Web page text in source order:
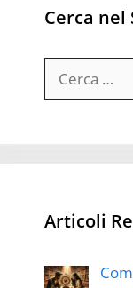
Cerca nel
per:
Articoli